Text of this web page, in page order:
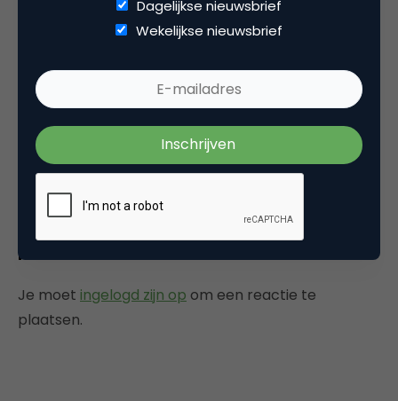
vlemse
Dat is geen vijf minuten…
Plaats reactie
Je moet ingelogd zijn op om een reactie te
plaatsen.
Dagelijkse nieuwsbrief
Wekelijkse nieuwsbrief